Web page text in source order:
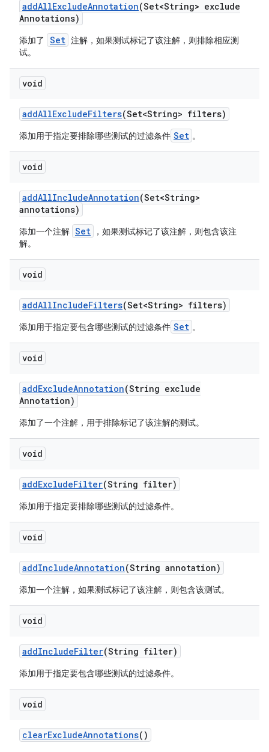
addAllExcludeAnnotation(Set<String> exclude
Annotations)
添加了 Set 注解，如果测试标记了该注解，则排除相应测
试。
void
addAllExcludeFilters(Set<String> filters)
添加用于指定要排除哪些测试的过滤条件 Set 。
void
addAllIncludeAnnotation(Set<String>
annotations)
添加一个注解 Set
，如果测试标记了该注解，则包含该注
解。
void
addAllIncludeFilters(Set<String> filters)
添加用于指定要包含哪些测试的过滤条件 Set 。
void
addExcludeAnnotation(String exclude
Annotation)
添加了一个注解，用于排除标记了该注解的测试。
void
addExcludeFilter(String filter)
添加用于指定要排除哪些测试的过滤条件。
void
addIncludeAnnotation(String annotation)
添加一个注解，如果测试标记了该注解，则包含该测试。
void
addIncludeFilter(String filter)
添加用于指定要包含哪些测试的过滤条件。
void
clearExcludeAnnotations()